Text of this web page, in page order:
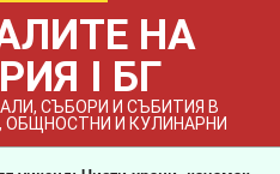
НА
I БГ
СЪБОРИ И СЪБИТИЯ В
ОБЩНОСТНИ И КУЛИНАРНИ